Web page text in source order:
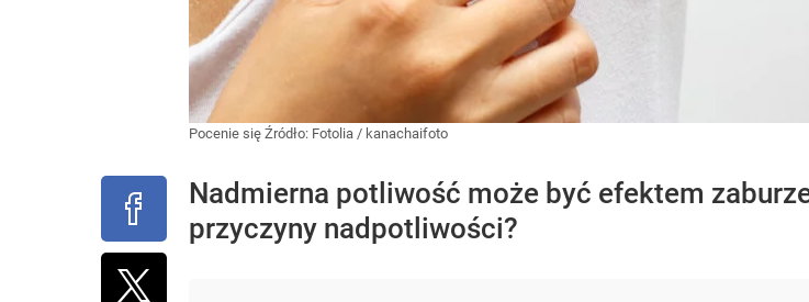
Pocenie się Źródło: Fotolia / kanachaifoto
Nadmierna potliwość może być efektem
przyczyny nadpotliwości?